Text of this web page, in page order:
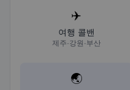
✈️
여행 콜밴
제주·강원·부산
🌏